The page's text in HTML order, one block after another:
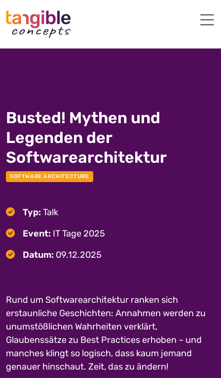
Busted! Mythen und
Legenden der
Softwarearchitektur
SOFTWARE ARCHITECTURE
Typ: Talk
Event: IT Tage 2025
Datum: 09.12.2025
Rund um Softwarearchitektur ranken sich
erstaunliche Geschichten: Annahmen werden zu
unumstößlichen Wahrheiten verklärt,
Glaubenssätze zu Best Practices erhoben – und
manches klingt so logisch, dass kaum jemand
genauer hinschaut. Zeit, das zu ändern!